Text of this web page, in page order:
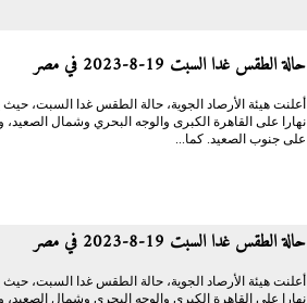
حالة الطقس غدا السبت 19-8-2023 في مصر
أعلنت هيئة الأرصاد الجوية، حالة الطقس غدا السبت،
نهارا على القاهرة الكبرى والوجه البحري وشمال
على جنوب الصعيد. كما...
حالة الطقس غدا السبت 19-8-2023 في مصر
أعلنت هيئة الأرصاد الجوية، حالة الطقس غدا السبت،
نهارا على القاهرة الكبرى والوجه البحري وشمال